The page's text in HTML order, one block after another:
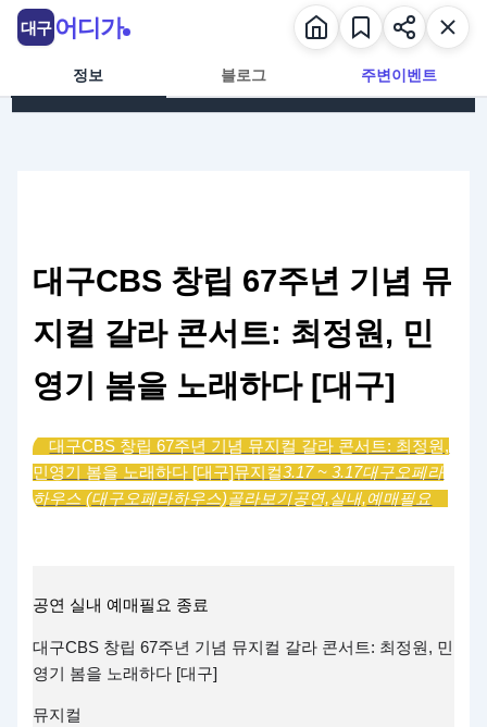
콘텐츠로 건너뛰기
정보 블로그 주변이벤트
대구CBS 창립 67주년 기념 뮤
지컬 갈라 콘서트: 최정원, 민
영기 봄을 노래하다 [대구]
대구CBS 창립 67주년 기념 뮤지컬 갈라 콘서트: 최정원,
민영기 봄을 노래하다 [대구]뮤지컬3.17 ~ 3.17대구오페라
하우스 (대구오페라하우스)골라보기공연,실내,예매필요
공연 실내 예매필요 종료
대구CBS 창립 67주년 기념 뮤지컬 갈라 콘서트: 최정원, 민
영기 봄을 노래하다 [대구]
뮤지컬
대구 어디가